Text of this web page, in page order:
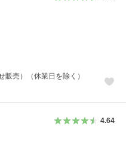
売）（休業日を除く）
4.64